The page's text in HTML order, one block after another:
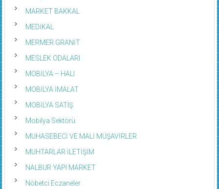
MARKET BAKKAL
MEDİKAL
MERMER GRANİT
MESLEK ODALARI
MOBİLYA – HALI
MOBİLYA İMALAT
MOBİLYA SATIŞ
Mobilya Sektörü
MUHASEBECİ VE MALİ MÜŞAVİRLER
MUHTARLAR İLETİŞİM
NALBUR YAPI MARKET
Nöbetci Eczaneler